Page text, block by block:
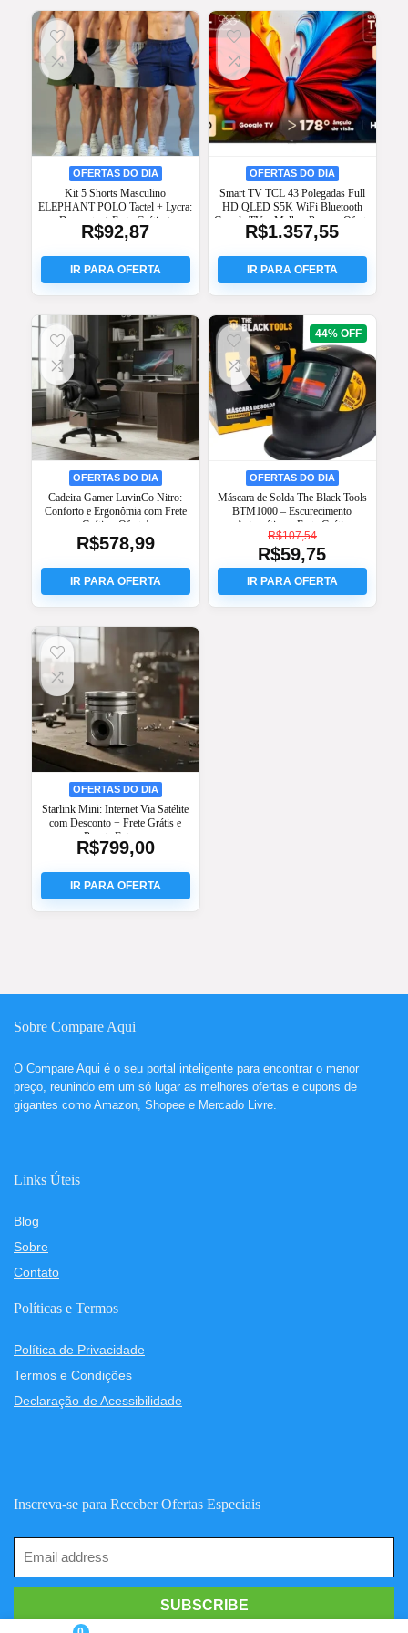
OFERTAS DO DIA
Kit 5 Shorts Masculino
ELEPHANT POLO Tactel + Lycra:
Desconto + Frete Grátis +
Promoção
R$92,87
OFERTAS DO DIA
Smart TV TCL 43 Polegadas Full
HD QLED S5K WiFi Bluetooth
Google TV – Melhor Preço e Oferta
R$1.357,55
OFERTAS DO DIA
Cadeira Gamer LuvinCo Nitro:
Conforto e Ergonômia com Frete
Grátis e Oferta!
R$578,99
44%
OFERTAS DO DIA
Máscara de Solda The Black Tools
BTM1000 – Escurecimento
Automático – Frete Grátis
R$107,54
O
preço
original
era:
R$59,75
O
preço
atual
OFERTAS DO DIA
Starlink Mini: Internet Via Satélite
com Desconto + Frete Grátis e
Pronta Entrega
R$799,00
Sobre Compare Aqui
O Compare Aqui é o seu portal inteligente para encontrar o menor
preço, reunindo em um só lugar as melhores ofertas e cupons de
gigantes como Amazon, Shopee e Mercado Livre.
Links Úteis
Blog
Sobre
Contato
Políticas e Termos
Política de Privacidade
Termos e Condições
Declaração de Acessibilidade
Inscreva-se para Receber Ofertas Especiais